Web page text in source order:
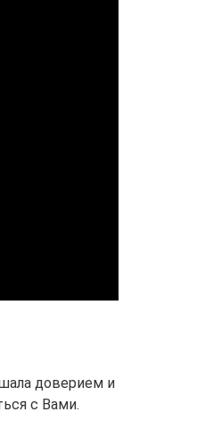
доверием и
с Вами.